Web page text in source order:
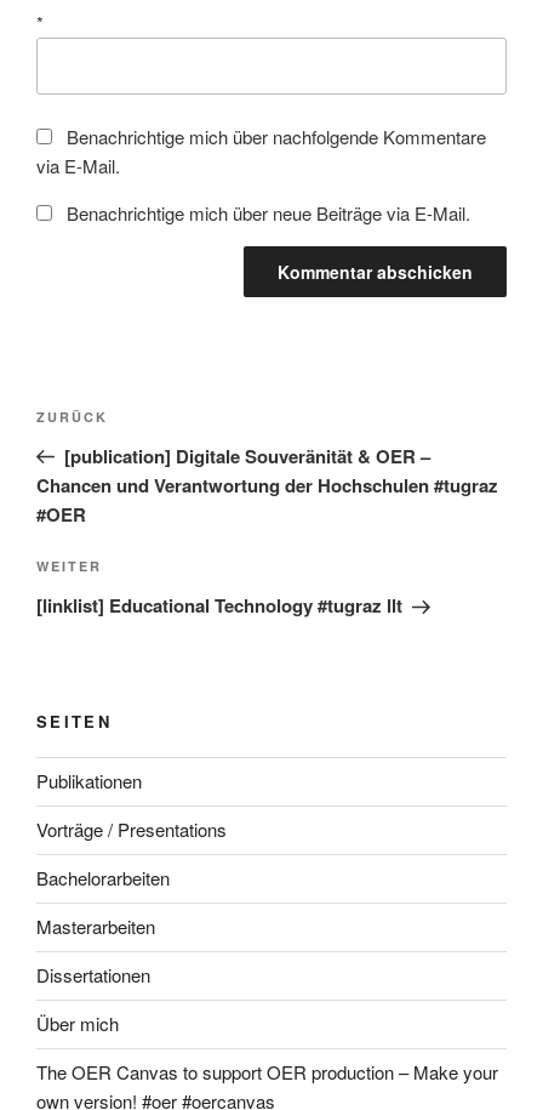
*
Benachrichtige mich über nachfolgende Kommentare
via E-Mail.
Benachrichtige mich über neue Beiträge via E-Mail.
Beitragsnavigation
Vorheriger
Beitrag
ZURÜCK
[publication] Digitale Souveränität & OER –
Chancen und Verantwortung der Hochschulen #tugraz
#OER
Nächster
Beitrag
WEITER
[linklist] Educational Technology #tugraz llt
SEITEN
Publikationen
Vorträge / Presentations
Bachelorarbeiten
Masterarbeiten
Dissertationen
Über mich
The OER Canvas to support OER production – Make your
own version! #oer #oercanvas